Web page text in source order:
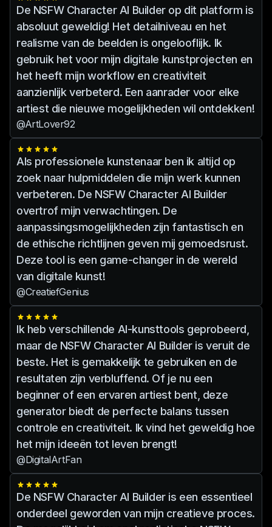
Ons platform biedt richtlijnen en
hulpmiddelen om gebruikers te helpen
zich aan ethische normen te houden.
robuuste ethische richtlijnen.
We werken onze AI-modellen
voortdurend bij om de nieuwste
ontwikkelingen op het gebied van
machinaal leren te integreren, zodat
onze gebruikers toegang hebben tot de
beste tools voor het maken van AI-
personagekunst.
De NSFW Character AI Builder op dit platform is
absoluut geweldig! Het detailniveau en het
realisme van de beelden is ongelooflijk. Ik
gebruik het voor mijn digitale kunstprojecten en
het heeft mijn workflow en creativiteit
aanzienlijk verbeterd. Een aanrader voor elke
artiest die nieuwe mogelijkheden wil ontdekken!
@ArtLover92
Als professionele kunstenaar ben ik altijd op
zoek naar hulpmiddelen die mijn werk kunnen
verbeteren. De NSFW Character AI Builder
overtrof mijn verwachtingen. De
aanpassingsmogelijkheden zijn fantastisch en
de ethische richtlijnen geven mij gemoedsrust.
Deze tool is een game-changer in de wereld
van digitale kunst!
@CreatiefGenius
Ik heb verschillende AI-kunsttools geprobeerd,
maar de NSFW Character AI Builder is veruit de
beste. Het is gemakkelijk te gebruiken en de
resultaten zijn verbluffend. Of je nu een
beginner of een ervaren artiest bent, deze
generator biedt de perfecte balans tussen
controle en creativiteit. Ik vind het geweldig hoe
het mijn ideeën tot leven brengt!
@DigitalArtFan
De NSFW Character AI Builder is een essentieel
onderdeel geworden van mijn creatieve proces.